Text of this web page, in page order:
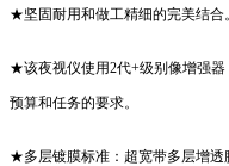
★坚固耐用和做工精细的完美结合。
★该夜视仪使用2代+级别像增强器
预算和任务的要求。
★多层镀膜标准：超宽带多层增透